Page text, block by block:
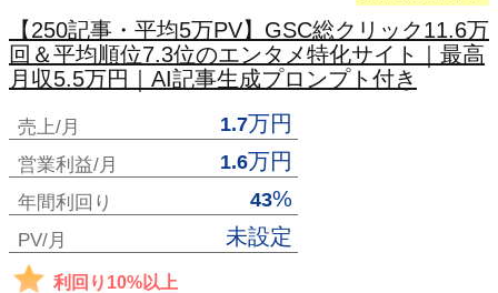
【250記事・平均5万PV】GSC総クリック11.6万
回＆平均順位7.3位のエンタメ特化サイト｜最高
月収5.5万円｜AI記事生成プロンプト付き
売上/月 1.7万円
営業利益/月 1.6万円
年間利回り 43%
PV/月 未設定
利回り10%以上